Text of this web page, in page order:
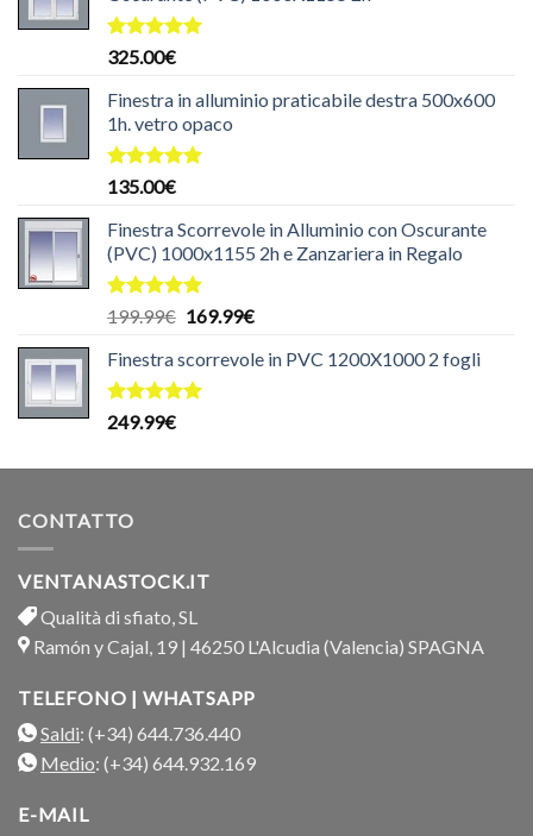
Valutato
325.00€
Finestra in alluminio praticabile destra 500x600
1h. vetro opaco
Valutato
135.00€
Finestra Scorrevole in Alluminio con Oscurante
(PVC) 1000x1155 2h e Zanzariera in Regalo
Valutato
199.99€ Il
originale
era:
169.99€Il
attuale
Finestra scorrevole in PVC 1200X1000 2 fogli
Valutato
249.99€
CONTATTO
VENTANASTOCK.IT
Qualità di sfiato, SL
Ramón y Cajal, 19 | 46250 L'Alcudia (Valencia) SPAGNA
TELEFONO | WHATSAPP
Saldi: (+34) 644.736.440
Medio: (+34) 644.932.169
E-MAIL